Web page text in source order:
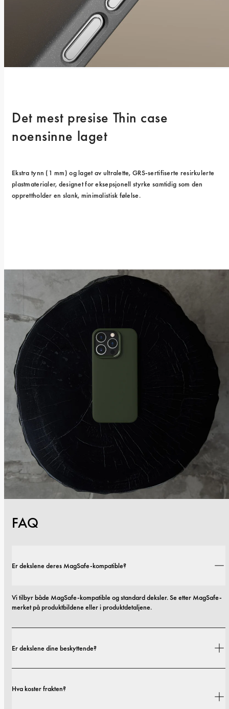
Det mest presise Thin case
noensinne laget
Ekstra tynn (1 mm) og laget av ultralette, GRS-sertifiserte resirkulerte
plastmaterialer, designet for eksepsjonell styrke samtidig som den
opprettholder en slank, minimalistisk følelse.
FAQ
Er dekslene deres MagSafe-kompatible?
Vi tilbyr både MagSafe-kompatible og standard deksler. Se etter MagSafe-
merket på produktbildene eller i produktdetaljene.
Er dekslene dine beskyttende?
som spenner fra slanke profiler til mer beskyttende utforminger.
Hva koster frakten?